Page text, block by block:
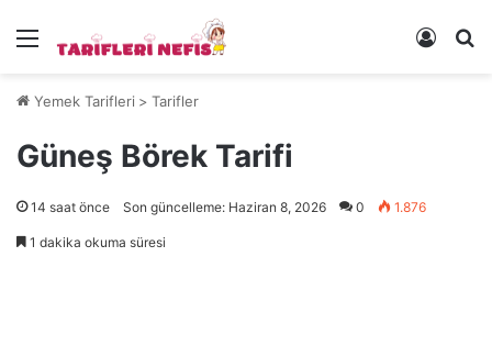
Menü Kayıt
Yemek Tarifleri > Tarifler
Güneş Börek Tarifi
14 saat önce Son güncelleme: Haziran 8, 2026 0 1.876
1 dakika okuma süresi